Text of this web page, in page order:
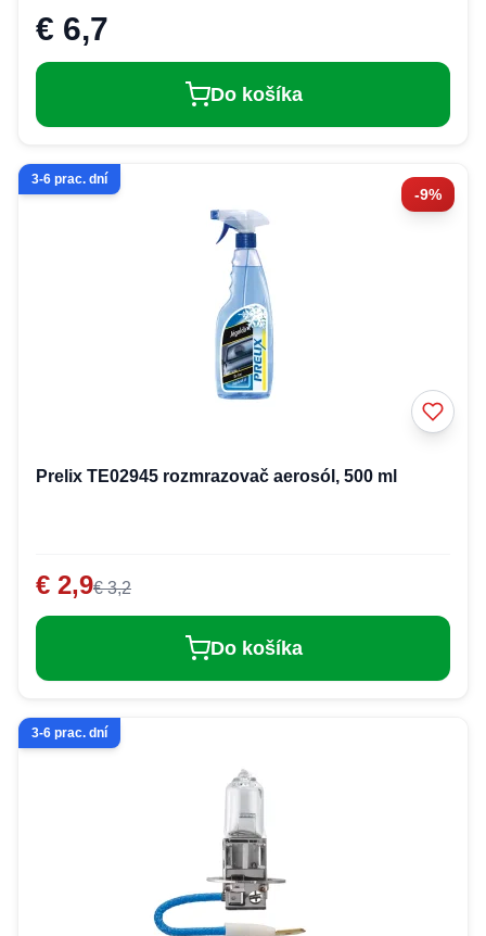
€ 6,7
Do košíka
-9%
3-6 prac. dní
Prelix TE02945 rozmrazovač aerosól, 500 ml
€ 2,9€ 3,2
Do košíka
3-6 prac. dní